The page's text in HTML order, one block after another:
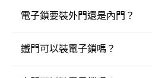
電子鎖要裝外門還是內門？
鐵門可以裝電子鎖嗎？